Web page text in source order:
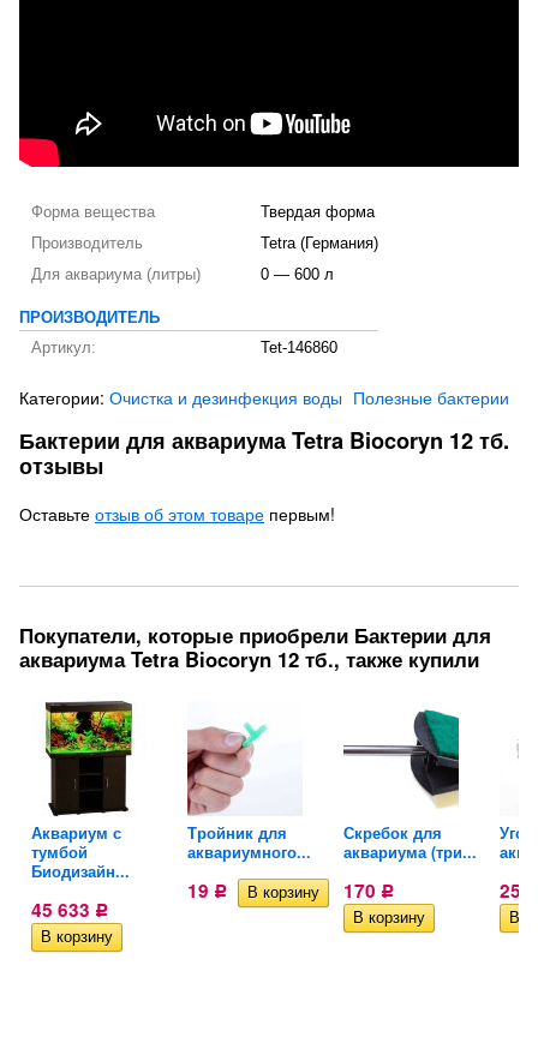
Форма вещества
Твердая форма
Производитель
Tetra (Германия)
Для аквариума (литры)
0 — 600 л
ПРОИЗВОДИТЕЛЬ
Артикул:
Tet-146860
Категории: Очистка и дезинфекция воды Полезные бактерии
Бактерии для аквариума Tetra Biocoryn 12 тб.
отзывы
Оставьте отзыв об этом товаре первым!
Покупатели, которые приобрели Бактерии для
аквариума Tetra Biocoryn 12 тб., также купили
Аквариум с
тумбой
Биодизайн...
45 633 Р
Тройник для
аквариумного...
19 Р
Скребок для
аквариума (три...
170 Р 255